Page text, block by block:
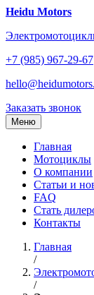
Перейти
содержанию
Heidu Motors
+7 (985) 967-29-67
Заказать звонок
Меню
Главная
Мотоциклы
О компании
Статьи и
FAQ
Стать
Контакты
Главная
/
/